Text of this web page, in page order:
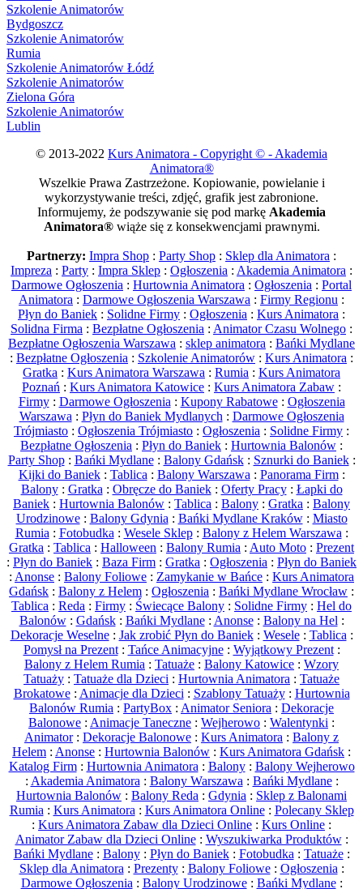
Szkolenie Animatorów
Bydgoszcz
Szkolenie Animatorów
Rumia
Szkolenie Animatorów Łódź
Szkolenie Animatorów
Zielona Góra
Szkolenie Animatorów
Lublin
© 2013-2022 Kurs Animatora - Copyright © - Akademia
Animatora®
Wszelkie Prawa Zastrzeżone. Kopiowanie, powielanie i
wykorzystywanie treści, zdjęć, grafik jest zabronione.
Informujemy, że podszywanie się pod markę Akademia
Animatora®wiąże się z konsekwencjami prawnymi.
Partnerzy: Impra Shop : Party Shop : Sklep dla Animatora :
Impreza : Party : Impra Sklep : Ogłoszenia : Akademia Animatora :
Darmowe Ogłoszenia : Hurtownia Animatora : Ogłoszenia : Portal
Animatora : Darmowe Ogłoszenia Warszawa : Firmy Regionu :
Płyn do Baniek : Solidne Firmy : Ogłoszenia : Kurs Animatora :
Solidna Firma : Bezpłatne Ogłoszenia : Animator Czasu Wolnego :
Bezpłatne Ogłoszenia Warszawa : sklep animatora : Bańki Mydlane
: Bezpłatne Ogłoszenia : Szkolenie Animatorów : Kurs Animatora :
Gratka : Kurs Animatora Warszawa : Rumia : Kurs Animatora
Poznań : Kurs Animatora Katowice : Kurs Animatora Zabaw :
Firmy: Darmowe Ogłoszenia : Kupony Rabatowe: Ogłoszenia
Warszawa : Płyn do Baniek Mydlanych : Darmowe Ogłoszenia
Trójmiasto : Ogłoszenia Trójmiasto : Ogłoszenia : Solidne Firmy :
Bezpłatne Ogłoszenia : Płyn do Baniek : Hurtownia Balonów :
Party Shop: Bańki Mydlane: Balony Gdańsk: Sznurki do Baniek:
Kijki do Baniek: Tablica : Balony Warszawa : Panorama Firm:
Balony: Gratka : Obręcze do Baniek: Oferty Pracy: Łapki do
Baniek : Hurtownia Balonów : Tablica : Balony : Gratka : Balony
Urodzinowe: Balony Gdynia : Bańki Mydlane Kraków: Miasto
Rumia : Fotobudka : Wesele Sklep: Balony z Helem Warszawa :
Gratka : Tablica : Halloween : Balony Rumia : Auto Moto : Prezent
: Płyn do Baniek : Baza Firm : Gratka : Ogłoszenia : Płyn do Baniek
: Anonse : Balony Foliowe : Zamykanie w Bańce : Kurs Animatora
Gdańsk : Balony z Helem : Ogłoszenia : Bańki Mydlane Wrocław :
Tablica : Reda : Firmy : Świecące Balony : Solidne Firmy : Hel do
Balonów: Gdańsk: Bańki Mydlane: Anonse: Balony na Hel :
Dekoracje Weselne: Jak zrobić Płyn do Baniek: Wesele: Tablica :
Pomysł na Prezent: Tańce Animacyjne: Wyjątkowy Prezent:
Balony z Helem Rumia : Tatuaże : Balony Katowice : Wzory
Tatuaży : Tatuaże dla Dzieci : Hurtownia Animatora : Tatuaże
Brokatowe: Animacje dla Dzieci : Szablony Tatuaży: Hurtownia
Balonów Rumia : PartyBox : Animator Seniora : Dekoracje
Balonowe : Animacje Taneczne : Wejherowo : Walentynki :
Animator: Dekoracje Balonowe : Kurs Animatora : Balony z
Helem : Anonse : Hurtownia Balonów : Kurs Animatora Gdańsk :
Katalog Firm: Hurtownia Animatora : Balony: Balony Wejherowo
: Akademia Animatora : Balony Warszawa : Bańki Mydlane:
Hurtownia Balonów : Balony Reda : Gdynia : Sklep z Balonami
Rumia : Kurs Animatora : Kurs Animatora Online: Polecany Sklep
: Kurs Animatora Zabaw dla Dzieci Online : Kurs Online :
Animator Zabaw dla Dzieci Online: Wyszukiwarka Produktów:
Bańki Mydlane: Balony: Płyn do Baniek: Fotobudka : Tatuaże:
Sklep dla Animatora : Prezenty: Balony Foliowe: Ogłoszenia :
Darmowe Ogłoszenia : Balony Urodzinowe: Bańki Mydlane: